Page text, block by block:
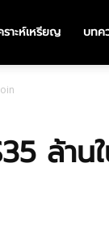
ราะห์เหรียญ บทค
ล้าน